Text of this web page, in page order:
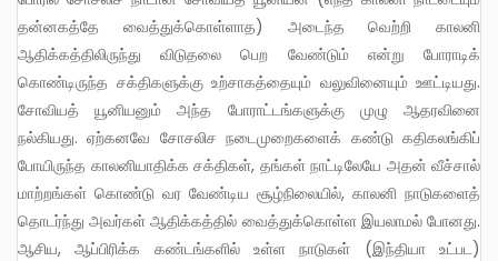
தன்னகத்தே வைத்துக்கொள்ளாத) அடைந்த வெற்றி காலனி
ஆதிக்கத்திலிருந்து விடுதலை பெற வேண்டும் என்று போராடிக்
கொண்டிருந்த சக்திகளுக்கு உற்சாகத்தையும் வலுவினையும் ஊட்டியது.
சோவியத் யூனியனும் அந்த போராட்டங்களுக்கு முழு ஆதரவினை
நல்கியது. ஏற்கனவே சோசலிச நடைமுறைகளைக் கண்டு கதிகலங்கிப்
போயிருந்த காலனியாதிக்க சக்திகள், தங்கள் நாட்டிலேயே அதன் வீச்சால்
மாற்றங்கள் கொண்டு வர வேண்டிய சூழ்நிலையில், காலனி நாடுகளைத்
தொடர்ந்து அவர்கள் ஆதிக்கத்தில் வைத்துக்கொள்ள இயலாமல் போனது.
ஆசிய, ஆப்பிரிக்க கண்டங்களில் உள்ள நாடுகள் (இந்தியா உட்பட)